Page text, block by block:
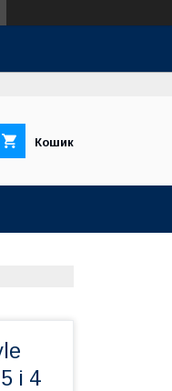
Кошик
і 4